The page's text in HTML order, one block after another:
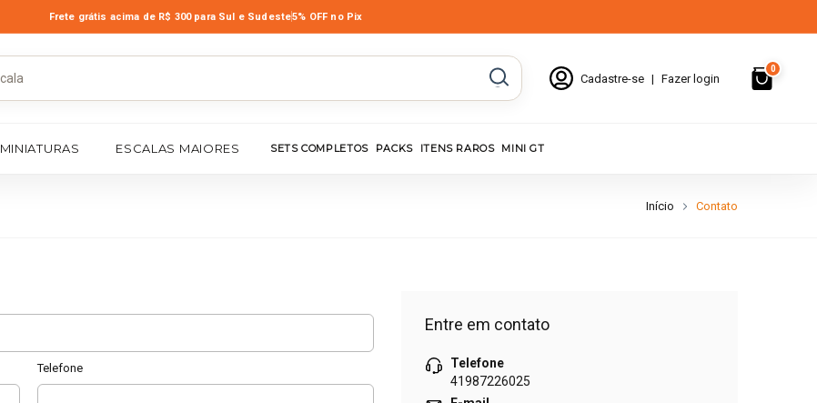
Frete grátis acima de R$ 300para Sul e Sudeste5% OFF no Pix
Cadastre-se | Fazer login
0
MINIATURAS ESCALAS MAIORES SETS COMPLETOS PACKS ITENS RAROS MINI GT
Início Contato
Telefone
Entre em contato
Telefone
41987226025